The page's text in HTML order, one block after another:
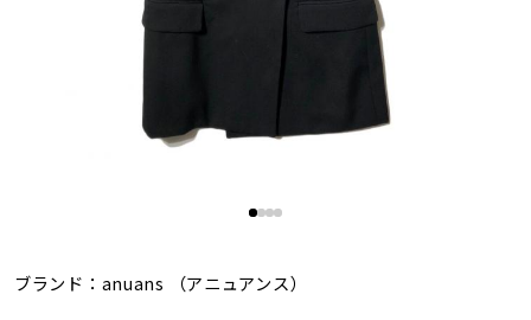
ブランド： anuans （アニュアンス）